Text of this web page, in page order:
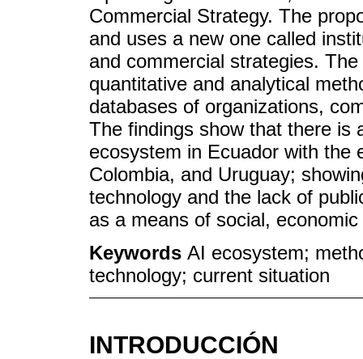
Commercial Strategy. The
and uses a new one called
and commercial strategies.
quantitative and analytical
databases of organizations,
The findings show that there is
ecosystem in Ecuador with the
Colombia, and Uruguay;
technology and the lack of
as a means of social,
Keywords AI ecosystem;
technology; current situation
INTRODUCCIÓN